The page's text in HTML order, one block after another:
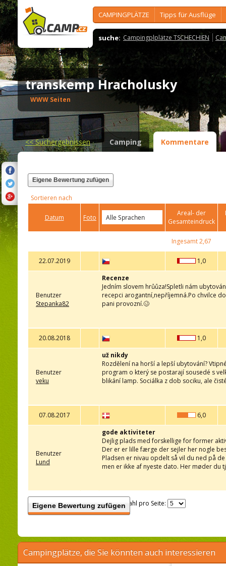
CAMPINGPLÄTZE Tipps für Ausflüge
suche: Campingplplätze TSCHECHIEN
transkemp Hracholusky
WWW Seiten
<<Suchergebnissen Camping Kommentare
Eigene Bewertung zufügen
Sortieren nach
Datum Foto
Areal- der
Gesamteindruck
Ingesamt2,67
22.07.2019 1,0
Benutzer
Stepanka82
Recenze
Jedním slovem hrůůza!Spletli nám
recepci arogantní,nepříjemná.Po chvilce
pani provozní.🥴
20.08.2018 1,0
Benutzer
veku
už nikdy
Rozdělení na horší a lepší ubytování?
program o který se postarají sousedé s
blikání lamp. Sociálka z dob sociku, ale
07.08.2017 6,0
Benutzer
Lund
gode aktiviteter
Dejlig plads med forskellige for former
Der er er lille færge der sejler her nogle
Pladsen er nivau opdelt så vil du ned på
men er ikke af nyeste dato. Her møder du
Eigene Bewertung zufügenAnzahl pro Seite:
Campingplätze, die Sie könnten auch interessieren